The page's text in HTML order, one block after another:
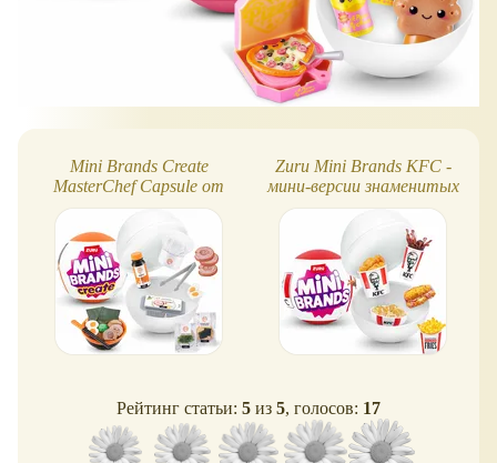
Mini Brands Create
MasterChef Capsule от
Zuru: миниатюра
"сделай сам"
Zuru Mini Brands KFC -
мини-версии знаменитых
блюд KFC
Рейтинг статьи: 5 из 5, голосов: 17